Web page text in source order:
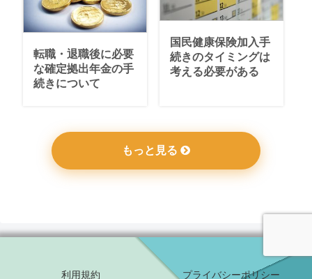
転職・退職後に必要
な確定拠出年金の手
続きについて
国民健康保険加入手
続きのタイミングは
考える必要がある
もっと見る
利用規約 プライバシーポリシー